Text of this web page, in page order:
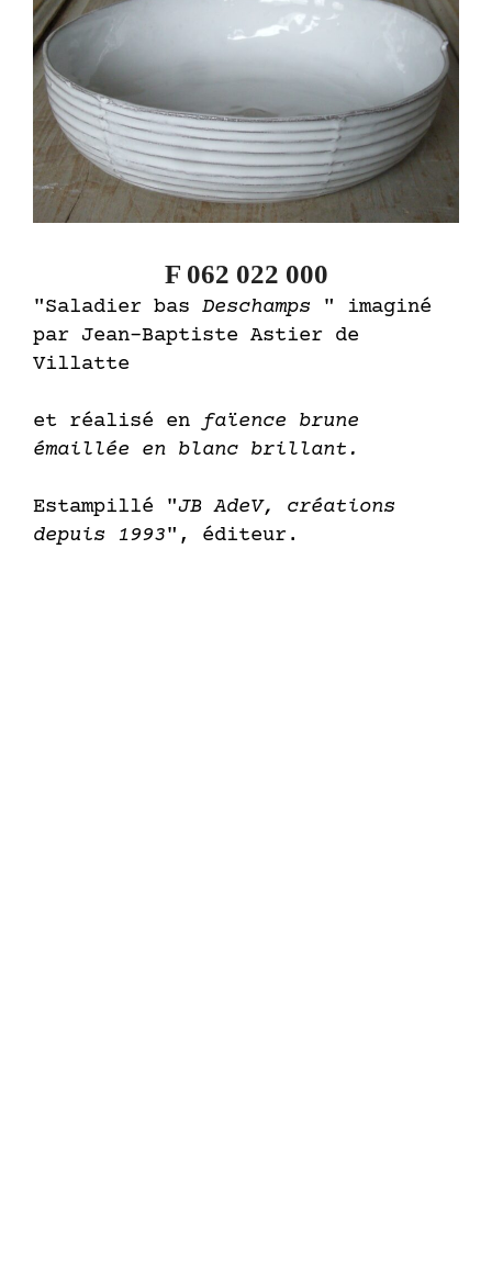
F 062 022 000
"Saladier bas Deschamps " imaginé
par Jean-Baptiste Astier de
Villatte
et réalisé en faïence brune
émaillée en blanc brillant.
Estampillé "JB AdeV, créations
depuis 1993", éditeur.